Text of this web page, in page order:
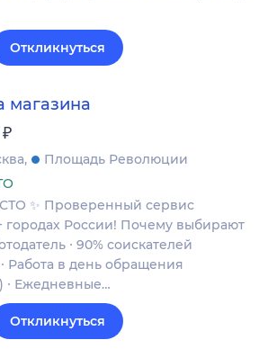
Откликнуться
магазина
₽
Площадь Революции
✨ Проверенный сервис
городах России! Почему выбирают
∙ 90% соискателей
Работа в день обращения
∙ Ежедневные…
Откликнуться